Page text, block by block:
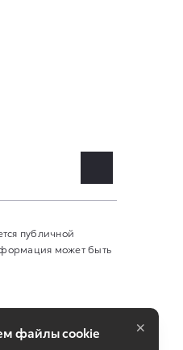
публичной
может быть
файлы cookie ×